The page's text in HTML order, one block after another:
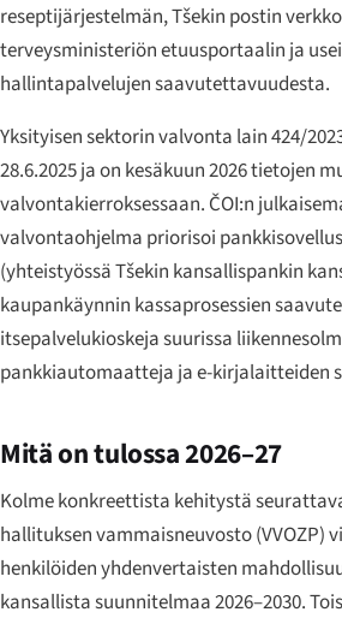
reseptijärjestelmän, Tšekin postin
terveysministeriön etuusportaalin ja
hallintapalvelujen saavutettavuudesta.
Yksityisen sektorin valvonta lain 424/
28.6.2025 ja on kesäkuun 2026 tietojen
valvontakierroksessaan. ČOI:n
valvontaohjelma priorisoi
(yhteistyössä Tšekin kansallispankin
kaupankäynnin kassaprosessien
itsepalvelukioskeja suurissa
pankkiautomaatteja ja e-kirjalaitteiden
Mitä on tulossa 2026–27
Kolme konkreettista kehitystä
hallituksen vammaisneuvosto (VVOZP)
henkilöiden yhdenvertaisten
kansallista suunnitelmaa 2026–2030.